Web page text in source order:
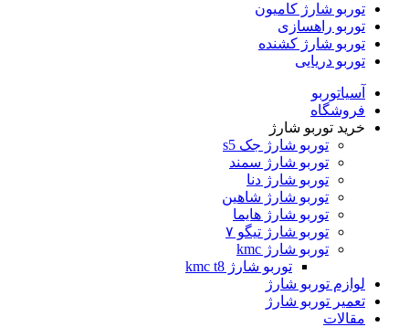
توربو شارژ کامیون
توربو راهسازی
توربو شارژ کشنده
توربو دریایی
آسیاتوربو
فروشگاه
خرید توربو شارژ
توربو شارژ جک s5
توربو شارژ سمند
توربو شارژ دنا
توربو شارژ شاهین
توربو شارژ هایما
توربو شارژ تیگو ۷
توربو شارژ kmc
توربو شارژ kmc t8
لوازم توربو شارژ
تعمیر توربو شارژ
مقالات